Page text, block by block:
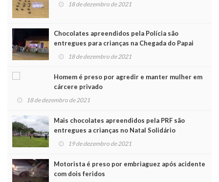
18 de dezembro de 2021
Chocolates apreendidos pela Polícia são
entregues para crianças na Chegada do Papai
Noel
18 de dezembro de 2021
Homem é preso por agredir e manter mulher em
cárcere privado
18 de dezembro de 2021
Mais chocolates apreendidos pela PRF são
entregues a crianças no Natal Solidário
19 de dezembro de 2021
Motorista é preso por embriaguez após acidente
com dois feridos